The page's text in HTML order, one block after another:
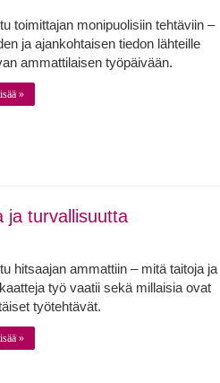
toimittajan monipuolisiin tehtäviin –
ja ajankohtaisen tiedon lähteille
ammattilaisen työpäivään.
»
ja turvallisuutta
hitsaajan ammattiin – mitä taitoja ja
työ vaatii sekä millaisia ovat
työtehtävät.
»